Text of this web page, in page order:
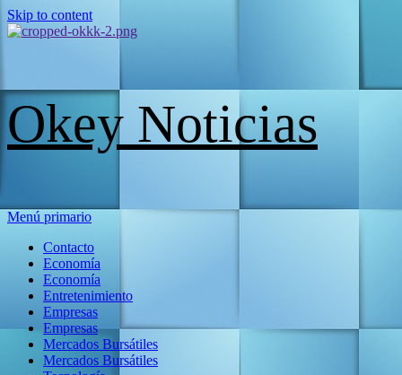
Skip to content
Okey Noticias
Menú primario
Contacto
Economía
Economía
Entretenimiento
Empresas
Empresas
Mercados Bursátiles
Mercados Bursátiles